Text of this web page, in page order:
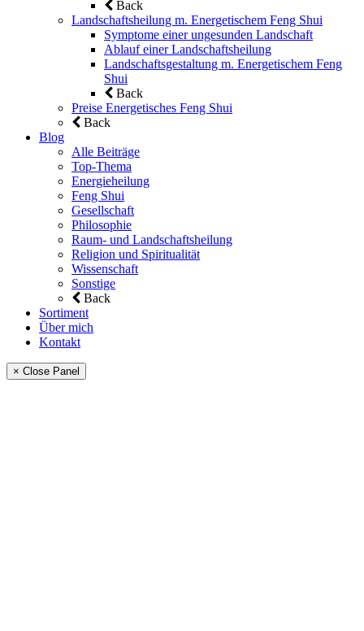
Back
Landschaftsheilung m. Energetischem Feng Shui
Symptome einer ungesunden Landschaft
Ablauf einer Landschaftsheilung
Landschaftsgestaltung m. Energetischem Feng
Shui
Back
Preise Energetisches Feng Shui
Back
Blog
Alle Beiträge
Top-Thema
Energieheilung
Feng Shui
Gesellschaft
Philosophie
Raum- und Landschaftsheilung
Religion und Spiritualität
Wissenschaft
Sonstige
Back
Sortiment
Über mich
Kontakt
× Close Panel